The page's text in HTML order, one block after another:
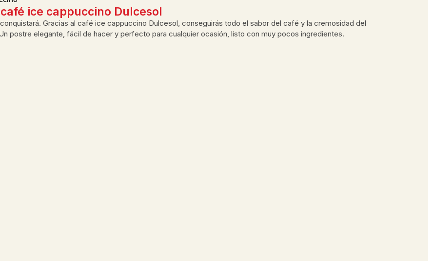
ice cappuccino Dulcesol
Gracias al café ice cappuccino Dulcesol, conseguirás todo el sabor del café y la cremosidad del
postre elegante, fácil de hacer y perfecto para cualquier ocasión, listo con muy pocos ingredientes.